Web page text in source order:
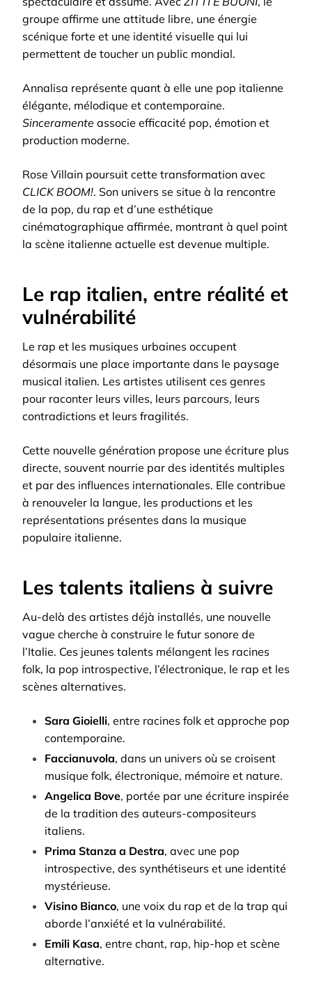
groupe affirme une attitude libre, une énergie
scénique forte et une identité visuelle qui lui
permettent de toucher un public mondial.
Annalisa représente quant à elle une pop italienne
élégante, mélodique et contemporaine.
Sinceramente associe efficacité pop, émotion et
production moderne.
Rose Villain poursuit cette transformation avec
CLICK BOOM!. Son univers se situe à la rencontre
de la pop, du rap et d’une esthétique
cinématographique affirmée, montrant à quel point
la scène italienne actuelle est devenue multiple.
Le rap italien, entre réalité et
vulnérabilité
Le rap et les musiques urbaines occupent
désormais une place importante dans le paysage
musical italien. Les artistes utilisent ces genres
pour raconter leurs villes, leurs parcours, leurs
contradictions et leurs fragilités.
Cette nouvelle génération propose une écriture plus
directe, souvent nourrie par des identités multiples
et par des influences internationales. Elle contribue
à renouveler la langue, les productions et les
représentations présentes dans la musique
populaire italienne.
Les talents italiens à suivre
Au-delà des artistes déjà installés, une nouvelle
vague cherche à construire le futur sonore de
l’Italie. Ces jeunes talents mélangent les racines
folk, la pop introspective, l’électronique, le rap et les
scènes alternatives.
Sara Gioielli, entre racines folk et approche pop
contemporaine.
Faccianuvola, dans un univers où se croisent
musique folk, électronique, mémoire et nature.
Angelica Bove, portée par une écriture inspirée
de la tradition des auteurs-compositeurs
italiens.
Prima Stanza a Destra, avec une pop
introspective, des synthétiseurs et une identité
mystérieuse.
Visino Bianco, une voix du rap et de la trap qui
aborde l’anxiété et la vulnérabilité.
Emili Kasa, entre chant, rap, hip-hop et scène
alternative.